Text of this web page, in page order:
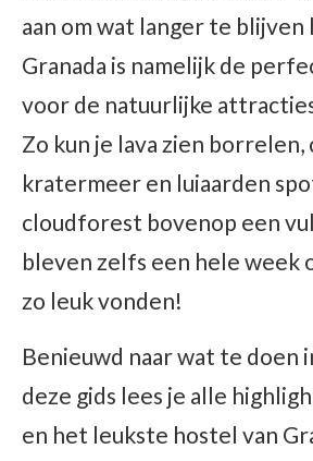
aan om wat langer te blijven
Granada is namelijk de
voor de natuurlijke
Zo kun je lava zien
kratermeer en luiaarden
cloudforest bovenop een
bleven zelfs een hele week
zo leuk vonden!
Benieuwd naar wat te doen
deze gids lees je alle
en het leukste hostel van